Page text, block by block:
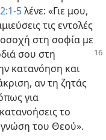
5λένε: «Γιε μου,
τις εντολές
στη σοφία με
σου στη
κατανόηση και
αν τη ζητάς
για
το
του Θεού».